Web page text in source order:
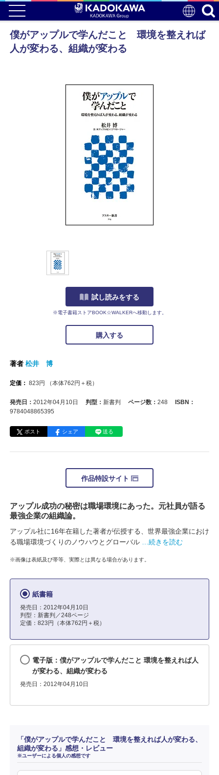
僕がアップルで学んだこと 環境を整えれば
人が変わる、組織が変わる
試し読みをする
※電子書籍ストアBOOK☆WALKERへ移動します。
購入する
著者 松井 博
定価： 823 円 （本体762 円＋税）
発売日： 2012年04月10日 判型： 新書判 ページ数： 248
ISBN：
9784048865395
ポスト シェア 送る
作品特設サイト
アップル成功の秘密は職場環境にあった。元社員が語る
最強企業の組織論。
アップル社に16年在籍した著者が伝授する、世界最強企業におけ
る職場環境づくりのノウハウとグローバル
…続きを読む
※画像は表紙及び帯等、実際とは異なる場合があります。
紙書籍
発売日：2012年04月10日
判型：新書判／248ページ
定価：823円（本体762円＋税）
電子版：僕がアップルで学んだこと 環境を整えれば人
が変わる、組織が変わる
発売日：2012年04月10日
「僕がアップルで学んだこと 環境を整えれば人が変わる、
組織が変わる」感想・レビュー
※ユーザーによる個人の感想です